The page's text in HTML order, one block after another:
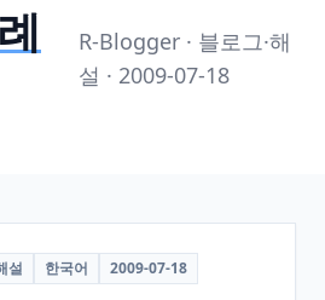
R-Blogger · 블로그·해
설 · 2009-07-18
설 한국어 2009-07-18